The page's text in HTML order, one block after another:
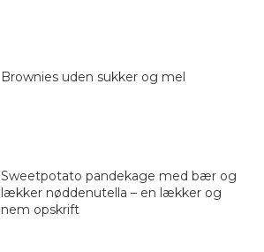
Brownies uden sukker og mel
Sweetpotato pandekage med bær og
lækker nøddenutella – en lækker og
nem opskrift